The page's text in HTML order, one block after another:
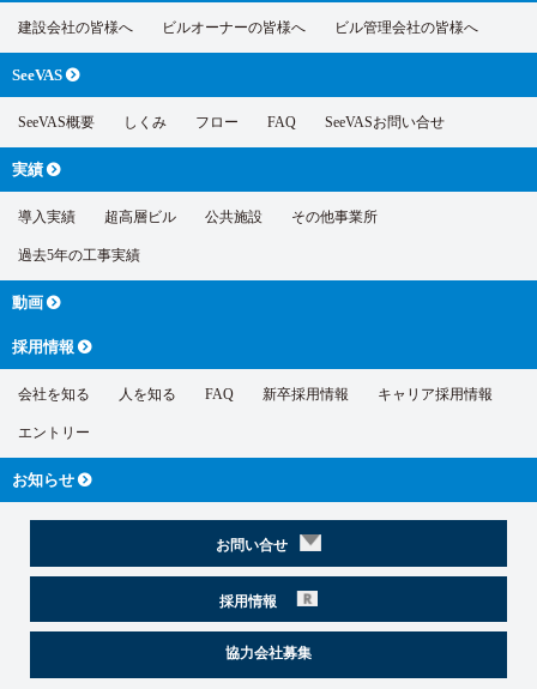
建設会社の皆様へ ビルオーナーの皆様へ ビル管理会社の皆様へ
SeeVAS
SeeVAS概要 しくみ フロー FAQ SeeVASお問い合せ
実績
導入実績 超高層ビル 公共施設 その他事業所
過去5年の工事実績
動画
採用情報
会社を知る 人を知る FAQ 新卒採用情報 キャリア採用情報
エントリー
お知らせ
お問い合せ
採用情報
協力会社募集